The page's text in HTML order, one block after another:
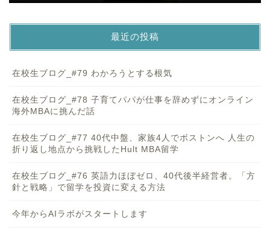
最近の投稿
在校生ブログ_#79 わかろうとする根気
在校生ブログ_#78 子育てパパが仕事を辞めずにオンライン
海外MBAに挑んだ話
在校生ブログ_#77 40代中盤、家族4人でボストンへ 人生の
折り返し地点から挑戦したHult MBA留学
在校生ブログ_#76 英語力ほぼゼロ、40代後半経営者。「方
針と戦略」で留学を投資に変える方法
今年からAIラボがスタートします